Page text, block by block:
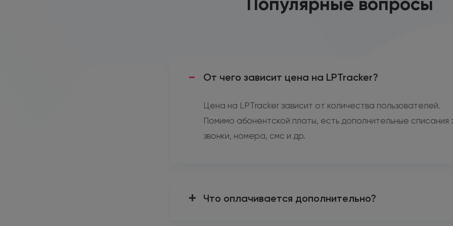
Популярные вопросы
От чего зависит цена на LPTracker?
Цена на LPTracker зависит от количества пользователей.
Помимо абонентской платы, есть дополнительные списания
звонки, номера, смс и др.
Что оплачивается дополнительно?